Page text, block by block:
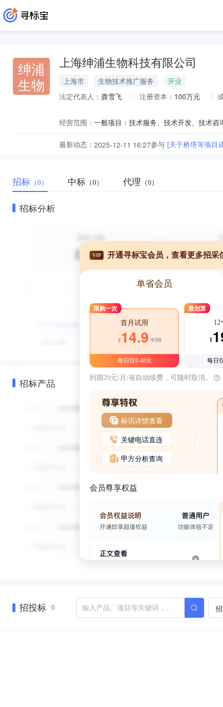
绅浦
生物
上海绅浦生物科技有限公司
上海市 生物技术推广服务
开业
法定代表人： 龚雪飞 注册资本： 100万元
经营范围：
最新动态： 2025-12-11 16:27参与 [关于桥塔等项目
招标 （0） 中标 （0） 代理 （0）
招标分析
招标产品
VIP 开通寻标宝会员，查看更多招采
单省会员
限购一次
首月试用
¥14.9 ¥39
每日仅0.48元
最划算
12
¥
每日
到期29元/月/省自动续费，可随时取消。
标讯详情查看
关键电话直连
甲方分析查询
会员尊享权益
招投标 0